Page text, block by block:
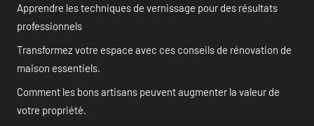
Apprendre les techniques de vernissage pour des résultats
professionnels
Transformez votre espace avec ces conseils de rénovation de
maison essentiels.
Comment les bons artisans peuvent augmenter la valeur de
votre propriété.